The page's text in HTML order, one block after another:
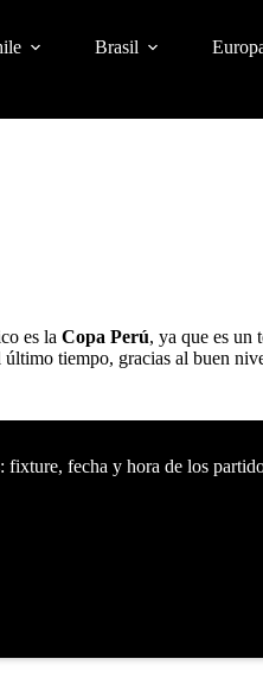
Brasil
es la Copa Perú, ya que es un
tiempo, gracias al buen
fixture, fecha y hora de los